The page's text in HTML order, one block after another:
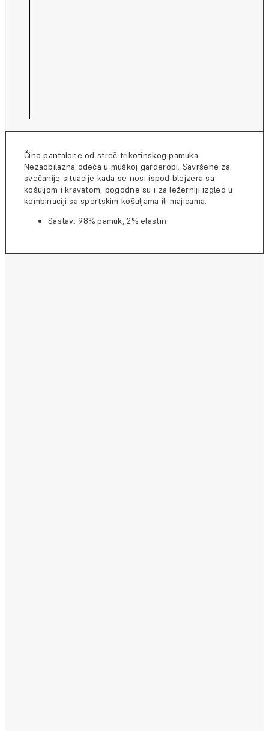
Čino pantalone od streč trikotinskog pamuka.
Nezaobilazna odeća u muškoj garderobi. Savršene za
svečanije situacije kada se nosi ispod blejzera sa
košuljom i kravatom, pogodne su i za ležerniji izgled u
kombinaciji sa sportskim košuljama ili majicama.
Sastav: 98% pamuk, 2% elastin